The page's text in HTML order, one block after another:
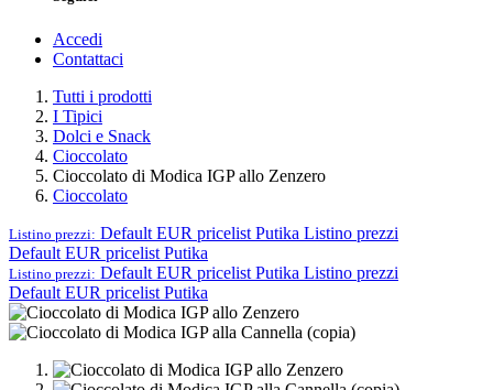
Accedi
Contattaci
Tutti i prodotti
I Tipici
Dolci e Snack
Cioccolato
Cioccolato di Modica IGP allo Zenzero
Cioccolato
Listino prezzi: Default EUR pricelist Putika Listino prezzi
Default EUR pricelist Putika
Listino prezzi: Default EUR pricelist Putika Listino prezzi
Default EUR pricelist Putika